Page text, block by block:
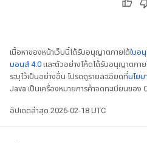
เนื้อหาของหน้าเว็บนี้ได้รับอนุญาตภายใต้ใบอ
มอนส์ 4.0 และตัวอย่างโค้ดได้รับอนุญาตภาย
ระบุไว้เป็นอย่างอื่น โปรดดูรายละเอียดที่นโยบ
Java เป็นเครื่องหมายการค้าจดทะเบียนของ
อัปเดตล่าสุด 2026-02-18 UTC